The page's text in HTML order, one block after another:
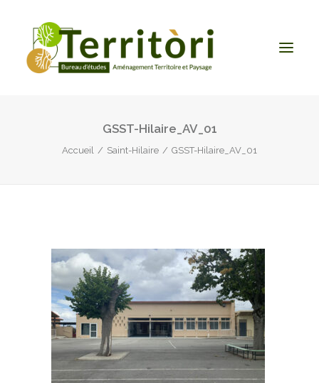
LE BUREAU
GSST-Hilaire_AV_01
Accueil Saint-Hilaire GSST-Hilaire_AV_01